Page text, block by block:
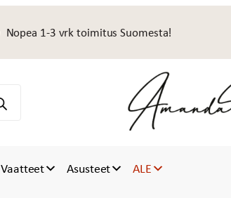
Nopea 1-3 vrk toimitus Suomesta!
Vaatteet Asusteet ALE